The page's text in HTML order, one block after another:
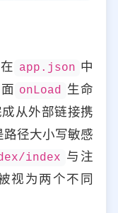
app.json 中
onLoad 生命
从外部链接携
径大小写敏感
index 与注
视为两个不同